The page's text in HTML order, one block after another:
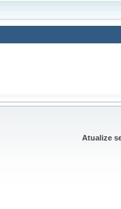
Atualize